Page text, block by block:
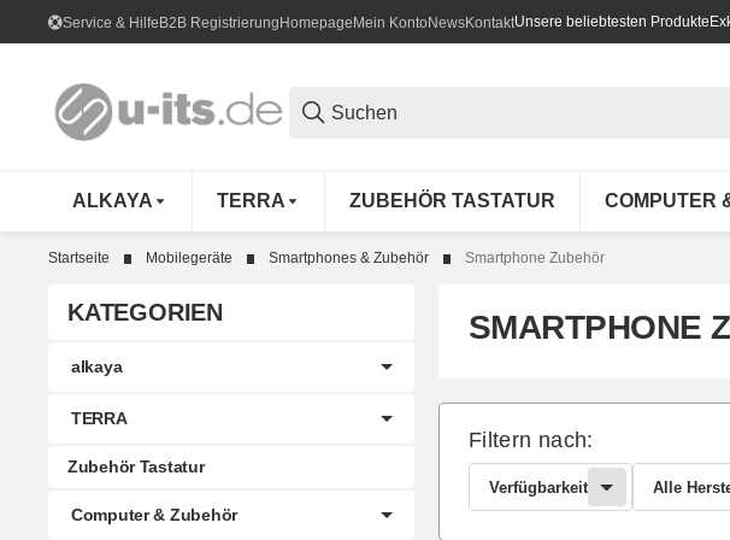
Service & HilfeB2B RegistrierungHomepageMein KontoNewsKontaktUnsere beliebtesten Produkte
ALKAYA TERRA ZUBEHÖR TASTATUR COMPUTER
Startseite Mobilegeräte Smartphones & Zubehör Smartphone Zubehör
SMARTPHONE
Filtern nach:
Verfügbarkeit Alle
KATEGORIEN
alkaya
TERRA
Zubehör Tastatur
Computer & Zubehör